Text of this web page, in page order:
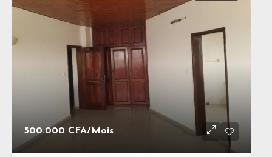
500.000 CFA/Mois